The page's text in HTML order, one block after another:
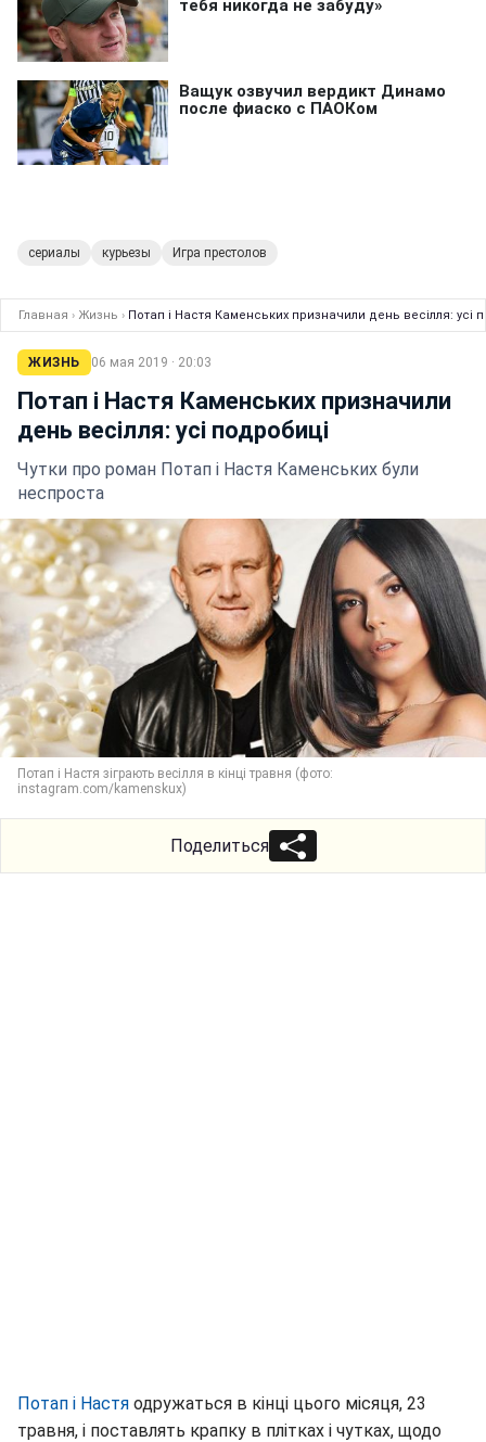
сериалы курьезы Игра престолов
Главная › Жизнь › Потап і Настя Каменських призначили день весілля: усі
ЖИЗНЬ 06 мая 2019 · 20:03
Потап і Настя Каменських призначили
день весілля: усі подробиці
Чутки про роман Потап і Настя Каменських були
неспроста
Потап і Настя зіграють весілля в кінці травня (фото:
instagram.com/kamenskux)
Поделиться
Потап і Настя одружаться в кінці цього місяця, 23
травня, і поставлять крапку в плітках і чутках, щодо